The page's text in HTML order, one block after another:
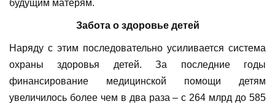
будущим матерям.
Забота о здоровье детей
Наряду с этим последовательно усиливается система
охраны здоровья детей. За последние годы
финансирование медицинской помощи детям
увеличилось более чем в два раза – с 264 млрд до 585